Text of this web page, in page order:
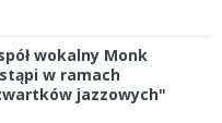
wokalny Monk
w ramach
jazzowych"